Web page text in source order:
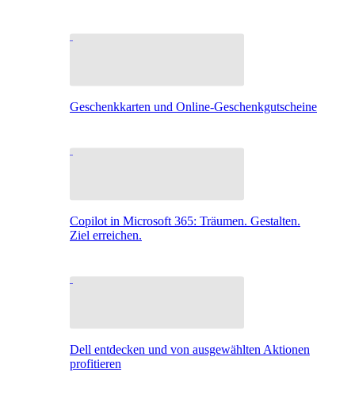
Geschenkkarten und Online-Geschenkgutscheine
Copilot in Microsoft 365: Träumen. Gestalten.
Ziel erreichen.
Dell entdecken und von ausgewählten Aktionen
profitieren